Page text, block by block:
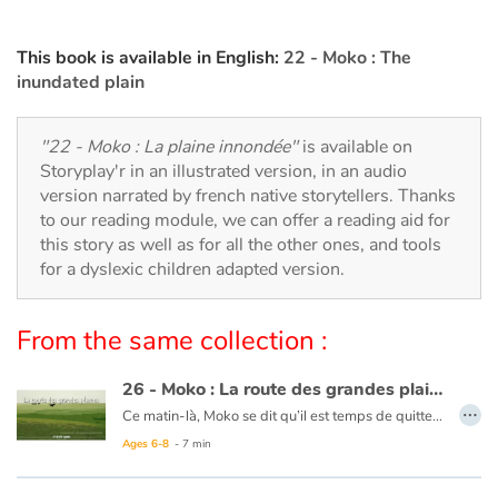
Documentaries
With the family
Daily life and hobbies
At school
Festivals and events
Love and friendship
Social issues
Emotions and feelings
This book is available in English: 22 - Moko : The
inundated plain
"22 - Moko : La plaine innondée"is available on
Storyplay'r in an illustrated version, in an audio
version narrated by french native storytellers. Thanks
to our reading module, we can offer a reading aid for
this story as well as for all the other ones, and tools
for a dyslexic children adapted version.
From the same collection :
26 - Moko : La route des grandes plaines
Ce matin-là, Moko se dit qu’il est temps de quitter le pays de Meï-Li, il prépare sa pirogue. Un homme vient lui expliquer qu’il doit prendre la route des grandes plaines pour continuer son voyage. Moko rentre au village dire adieu à Meï-Li. Moko se met en chemin et un matin, il atteint cette fameuse route où l’horizon est infini. Le vent se lève et une bourrasque fait tomber Moko. En voyant sa pierre par terre, Moko pense à Meï-Li et se dit qu’il doit continuer pour ceux qu’il laisse. Il avance, serrant contre lui la pierre précieuse. Le cœur de Moko reprend espoir car il sait qu’un jour, son voyage prendra fin en le ramenant à ceux qu’ils aiment.
Ce livre est disponible en anglais :26 - Moko : The route of the great plains
Ages 6-8 - 7 min
…